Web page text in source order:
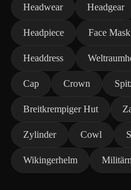
Headwear Headgear
Headpiece Face Mask
Headdress
Cap Crown
Breitkrempiger Hut
Zylinder Cowl
Wikingerhelm